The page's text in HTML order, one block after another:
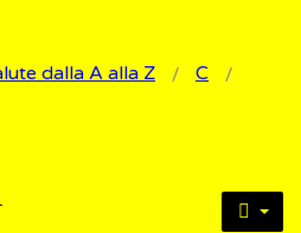
dalla A alla Z
C